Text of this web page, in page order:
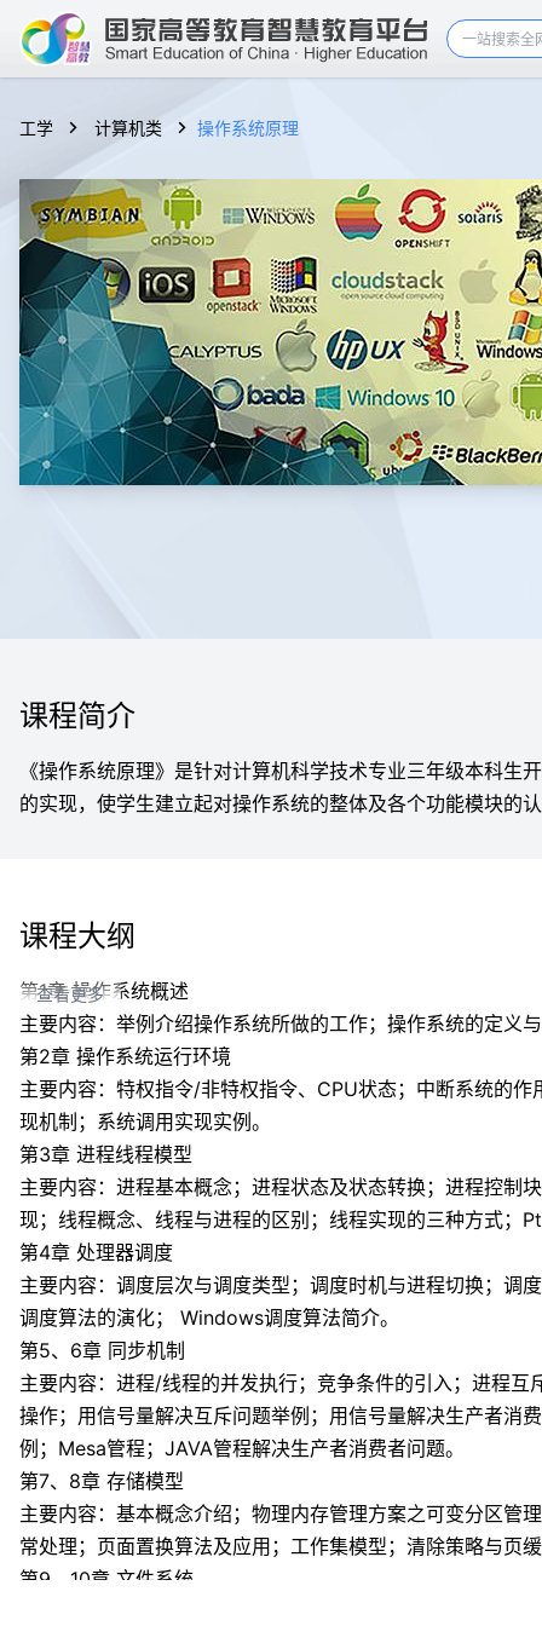
工学 计算机类 操作系统原理
课程简介
《操作系统原理》是针对计算机科学技术专业三年级本科
的实现，使学生建立起对操作系统的整体及各个功能模块的
课程大纲
查看更多
第1章 操作系统概述
主要内容：举例介绍操作系统所做的工作；操作系统的定义
第2章 操作系统运行环境
主要内容：特权指令/非特权指令、CPU状态；中断系统的
现机制；系统调用实现实例。
第3章 进程线程模型
主要内容：进程基本概念；进程状态及状态转换；进程控制
现；线程概念、线程与进程的区别；线程实现的三种方式；
第4章 处理器调度
主要内容：调度层次与调度类型；调度时机与进程切换；调
调度算法的演化； Windows调度算法简介。
第5、6章 同步机制
主要内容：进程/线程的并发执行；竞争条件的引入；进程
操作；用信号量解决互斥问题举例；用信号量解决生产者消
例；Mesa管程；JAVA管程解决生产者消费者问题。
第7、8章 存储模型
主要内容：基本概念介绍；物理内存管理方案之可变分区管
常处理；页面置换算法及应用；工作集模型；清除策略与页
第9、10章 文件系统